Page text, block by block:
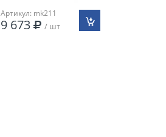
Артикул: mk211
9 673 / шт